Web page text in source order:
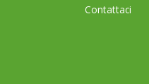
Contattaci